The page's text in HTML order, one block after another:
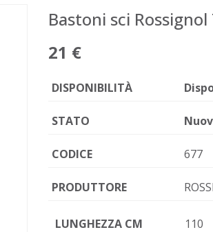
Bastoni sci
21 €
DISPONIBILITÀ
STATO
CODICE 677
PRODUTTORE
LUNGHEZZA CM 110